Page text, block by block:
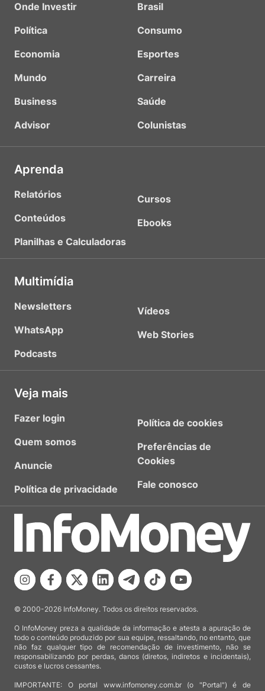
Onde Investir
Política
Economia
Mundo
Business
Advisor
Brasil
Consumo
Esportes
Carreira
Saúde
Colunistas
Aprenda
Relatórios
Conteúdos
Planilhas e Calculadoras
Cursos
Ebooks
Multimídia
Newsletters
WhatsApp
Podcasts
Vídeos
Web Stories
Veja mais
Fazer login
Quem somos
Anuncie
Política de privacidade
Política de cookies
Preferências de
Cookies
Fale conosco
© 2000-2026 InfoMoney. Todos os direitos reservados.
O InfoMoney preza a qualidade da informação e atesta a apuração de
todo o conteúdo produzido por sua equipe, ressaltando, no entanto, que
não faz qualquer tipo de recomendação de investimento, não se
responsabilizando por perdas, danos (diretos, indiretos e incidentais),
custos e lucros cessantes.
IMPORTANTE: O portal www.infomoney.com.br (o "Portal") é de